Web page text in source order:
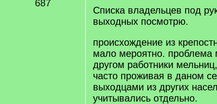
687
Списка владельцев под
выходных посмотрю.
происхождение из
мало мероятно. проблема
другом работники
часто проживая в даном
выходцами из других
учитывались отдельно.